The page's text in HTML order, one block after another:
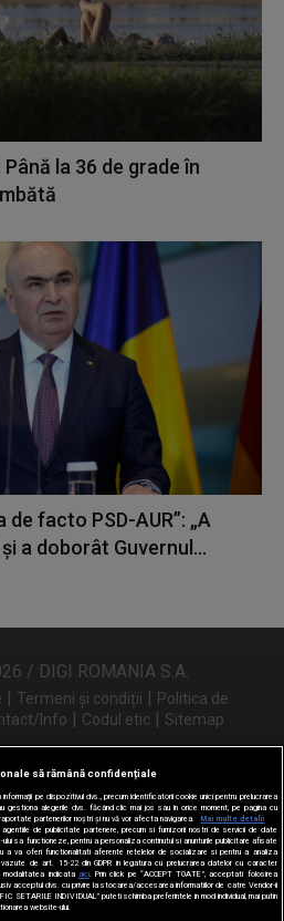
la 36 de grade în
facto PSD-AUR”: „A
a doborât Guvernul...
/ DIGI ROMANIA S.A.
| Termeni și condiții | Politica de
Info | Codul etic | Sitemap
ne și pe
să rămână confidențiale
pe dispozitivul dvs., precum identificatorii cookie unici pentru prelucrarea
alegerile dvs. făcând clic mai jos sau în orice moment, pe pagina cu
partenerilor noștri și nu vă vor afecta navigarea.
Mai multe detalii
de publicitate partenere, precum si furnizorii nostri de servicii de date
sa functioneze, pentru a personaliza continutul si anunturile publicitare afisate
a va oferi functionalitati aferente retelelor de socializare si pentru a analiza
de art. 15-22 din GDPR in legatura cu prelucrarea datelor cu caracter
indicata aici. Prin click pe “ACCEPT TOATE”, acceptati folosirea
acceptul dvs. cu privire la stocarea/accesarea informatiilor de catre Vendor-ii
SETARILE INDIVIDUAL” puteti schimba preferintele in mod individual, mai putin
website-ului.